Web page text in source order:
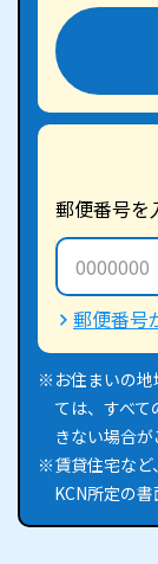
郵便番号を
郵便番号
※お住まいの地
ては、すべ
きない場合が
※賃貸住宅など
KCN所定の書